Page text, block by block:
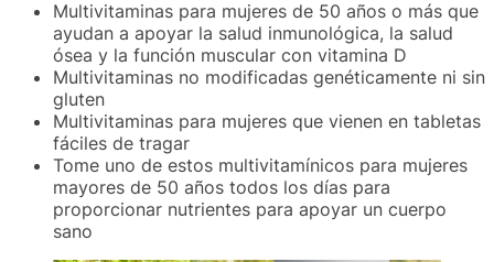
Multivitaminas para mujeres de 50 años o más que
ayudan a apoyar la salud inmunológica, la salud
ósea y la función muscular con vitamina D
Multivitaminas no modificadas genéticamente ni sin
gluten
Multivitaminas para mujeres que vienen en tabletas
fáciles de tragar
Tome uno de estos multivitamínicos para mujeres
mayores de 50 años todos los días para
proporcionar nutrientes para apoyar un cuerpo
sano